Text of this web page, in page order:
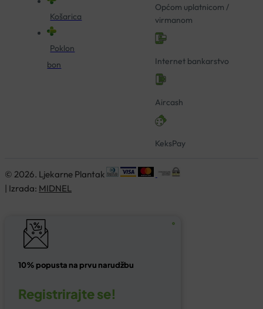
Košarica
Poklon
bon
Općom uplatnicom /
virmanom
Internet bankarstvo
Aircash
KeksPay
© 2026. Ljekarne Plantak
| Izrada: MIDNEL
10% popusta na prvu narudžbu
Registrirajte se!